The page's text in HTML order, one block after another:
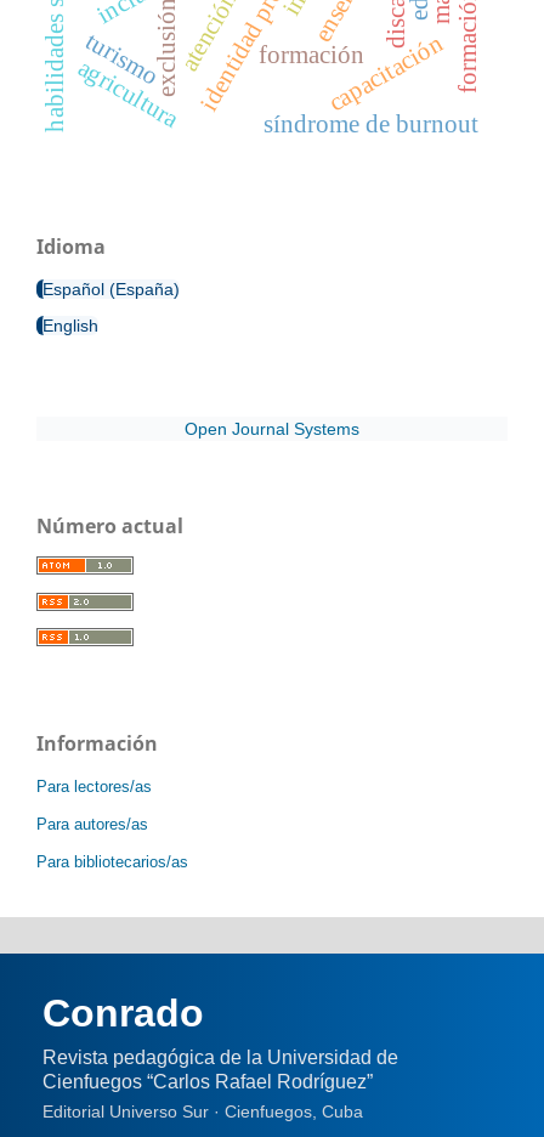
formación
exclusión capacitación
síndrome de burnout
agricultura
turismo
Idioma
Español (España)
English
Open Journal Systems
Número actual
Información
Para lectores/as
Para autores/as
Para bibliotecarios/as
Conrado
Revista pedagógica de la Universidad de
Cienfuegos “Carlos Rafael Rodríguez”
Editorial Universo Sur · Cienfuegos, Cuba